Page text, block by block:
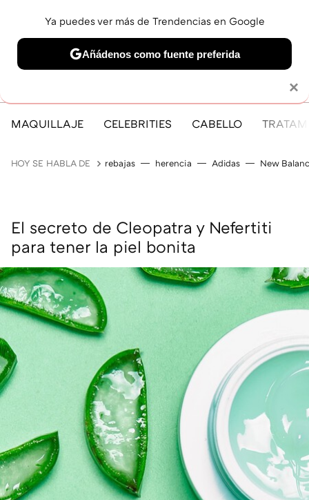
MAQUILLAJE CELEBRITIES CABELLO
HOY SE HABLA DE rebajas herencia Adidas New
El secreto de Cleopatra y Nefertiti
para tener la piel bonita
×
Ya puedes ver más de Trendencias en Google
Añádenos como fuente preferida